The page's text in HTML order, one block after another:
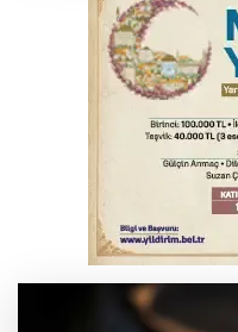
MSB: